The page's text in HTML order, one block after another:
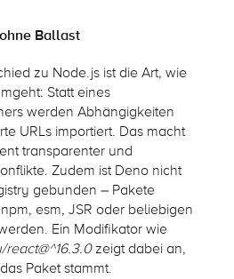
Ballast
zu Node.js ist die Art, wie
Statt eines
werden Abhängigkeiten
URLs importiert. Das macht
transparenter und
Zudem ist Deno nicht
gebunden – Pakete
esm, JSR oder beliebigen
Ein Modifikator wie
react@^16.3.0zeigt dabei an,
Paket stammt.